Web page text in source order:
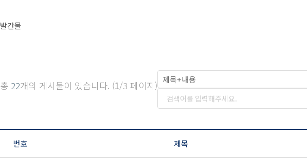
발간물
총 22개의 게시물이 있습니다. (1/3 페이지)
번호 제목